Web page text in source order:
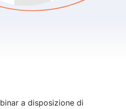
a disposizione di